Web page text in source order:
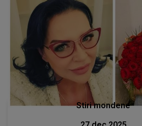
Stiri mondene